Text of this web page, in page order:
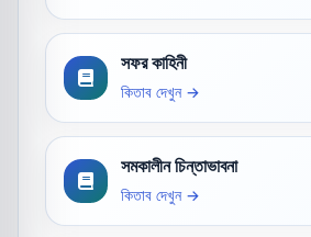
সফর কাহিনী
কিতাব দেখুন →
সমকালীন চিন্তাভাবনা
কিতাব দেখুন →